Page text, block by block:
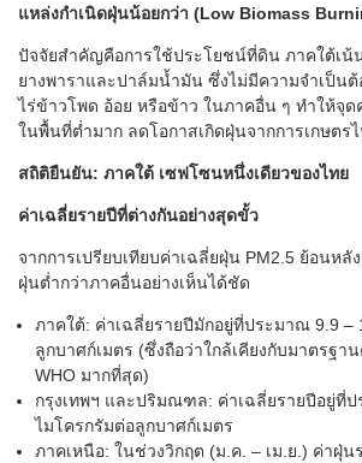
แหล่งกำเนิดฝุ่นน้อยกว่า (Low Biomass
ปัจจัยสำคัญคือการใช้ประโยชน์ที่ดิน ภาคใต้เน้
ยางพาราและปาล์มน้ำมัน ซึ่งไม่มีความจำเป็นต้
ไร่ข้าวโพด อ้อย หรือข้าว ในภาคอื่น ๆ ทำให้จุด
ในพื้นที่ต่ำมาก ลดโอกาสเกิดฝุ่นจากการเกษตร
สถิติยืนยัน: ภาคใต้ เซฟโซนหนึ่งเดียวของไทย
ค่าเฉลี่ยรายปีที่ต่างกันอย่างสุดขั้ว
จากการเปรียบเทียบค่าเฉลี่ยฝุ่น PM2.5 ย้อนหลั
ฝุ่นต่ำกว่าภาคอื่นอย่างเห็นได้ชัด
ภาคใต้: ค่าเฉลี่ยรายปีมักอยู่ที่ประมาณ 9.9 –
ลูกบาศก์เมตร (ซึ่งถือว่าใกล้เคียงกับมาตรฐา
WHO มากที่สุด)
กรุงเทพฯ และปริมณฑล: ค่าเฉลี่ยรายปีอยู่ที่ป
ไมโครกรัมต่อลูกบาศก์เมตร
ภาคเหนือ: ในช่วงวิกฤต (ม.ค. – เม.ย.) ค่าฝุ่น